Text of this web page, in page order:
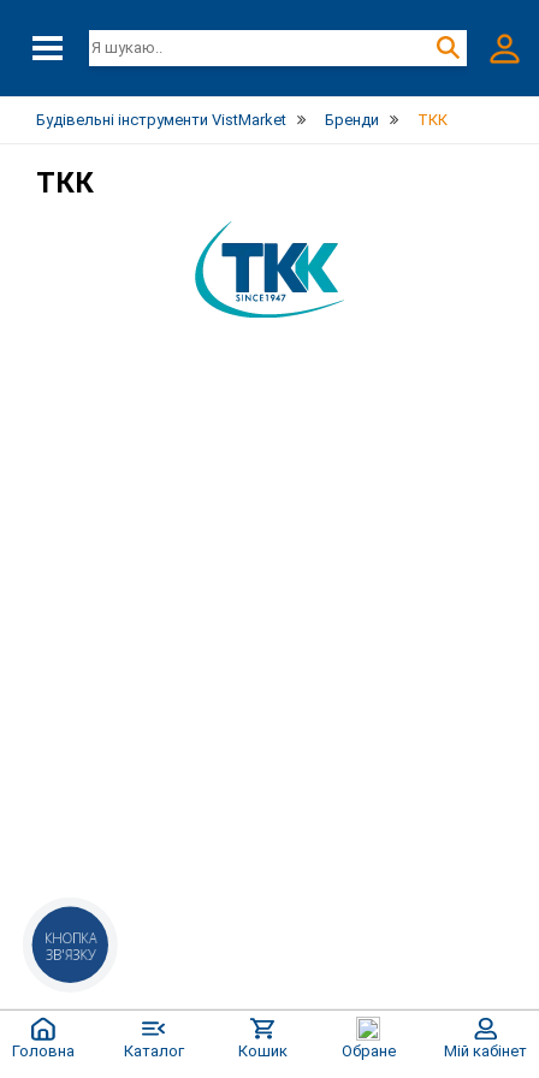
Будівельні інструменти VistMarket Бренди ТКК
ТКК
Головна Каталог Кошик Обране Мій кабінет
КНОПКА
ЗВ'ЯЗКУ